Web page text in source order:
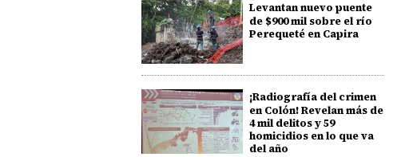
Levantan nuevo puente
de $900 mil sobre el río
Perequeté en Capira
¡Radiografía del crimen
en Colón! Revelan más de
4 mil delitos y 59
homicidios en lo que va
del año